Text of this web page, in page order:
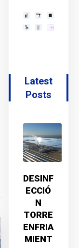
Latest
Posts
DESINF
ECCIÓ
N
TORRE
ENFRIA
MIENT